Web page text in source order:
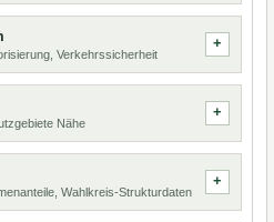
Verkehrssicherheit
Nähe
Wahlkreis-Strukturdaten